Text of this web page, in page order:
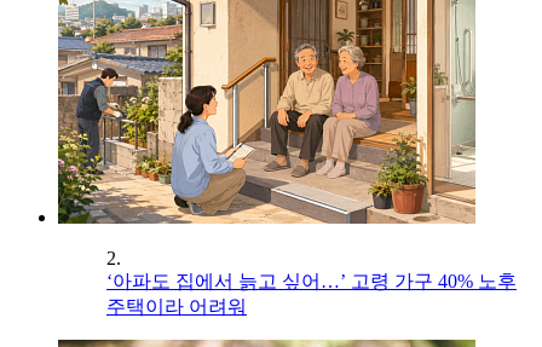
2.
‘아파도 집에서 늙고 싶어…’ 고령 가구 40% 노후
주택이라 어려워